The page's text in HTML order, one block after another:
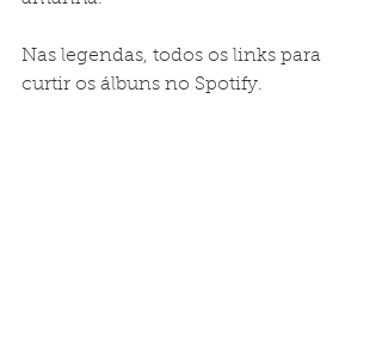
Nas legendas, todos os links para
curtir os álbuns no Spotify.